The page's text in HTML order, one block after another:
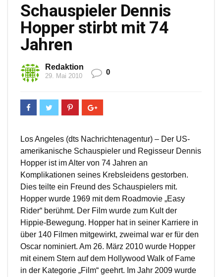
Schauspieler Dennis
Hopper stirbt mit 74
Jahren
Redaktion
29. Mai 2010 0
Los Angeles (dts Nachrichtenagentur) – Der US-
amerikanische Schauspieler und Regisseur Dennis
Hopper ist im Alter von 74 Jahren an
Komplikationen seines Krebsleidens gestorben.
Dies teilte ein Freund des Schauspielers mit.
Hopper wurde 1969 mit dem Roadmovie „Easy
Rider“ berühmt. Der Film wurde zum Kult der
Hippie-Bewegung. Hopper hat in seiner Karriere in
über 140 Filmen mitgewirkt, zweimal war er für den
Oscar nominiert. Am 26. März 2010 wurde Hopper
mit einem Stern auf dem Hollywood Walk of Fame
in der Kategorie „Film“ geehrt. Im Jahr 2009 wurde